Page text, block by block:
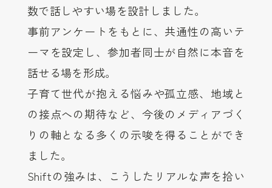
数で話しやすい場を設計しました。
事前アンケートをもとに、共通性の高いテ
ーマを設定し、参加者同士が自然に本音を
話せる場を形成。
子育て世代が抱える悩みや孤立感、地域と
の接点への期待など、今後のメディアづく
りの軸となる多くの示唆を得ることができ
ました。
Shiftの強みは、こうしたリアルな声を拾い